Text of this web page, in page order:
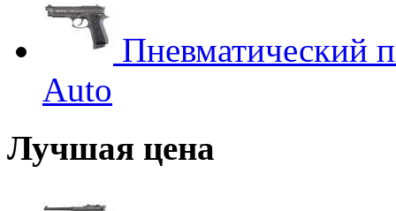
Пневматический
Auto
Лучшая цена